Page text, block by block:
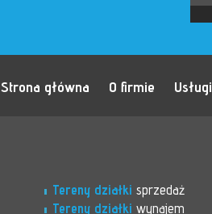
Strona główna O firmie Usługi
Tereny działki sprzedaż
Tereny działki wynajem